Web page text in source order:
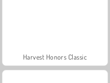
Harvest Honors Classic